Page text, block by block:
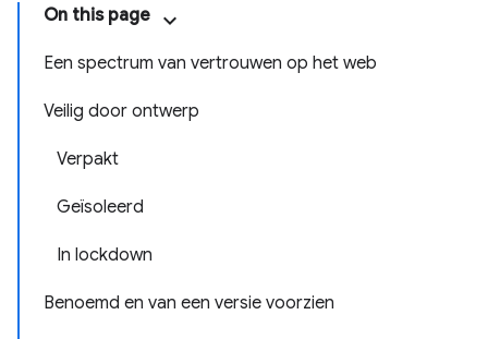
On this page
Een spectrum van vertrouwen op het web
Veilig door ontwerp
Verpakt
Geïsoleerd
In lockdown
Benoemd en van een versie voorzien